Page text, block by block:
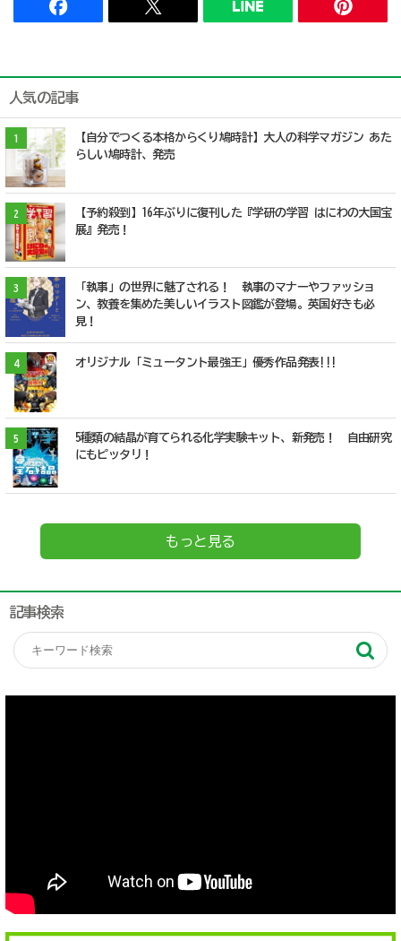
人気の記事
1
【自分でつくる本格からくり鳩時計】大人の科学マガジン あた
らしい鳩時計、発売
2
【予約殺到】16年ぶりに復刊した『学研の学習 はにわの大国宝
展』発売！
3
「執事」の世界に魅了される！ 執事のマナーやファッショ
ン、教養を集めた美しいイラスト図鑑が登場。英国好きも必
見！
4 オリジナル「ミュータント最強王」優秀作品発表!!!
5
5種類の結晶が育てられる化学実験キット、新発売！ 自由研究
にもピッタリ！
もっと見る
記事検索